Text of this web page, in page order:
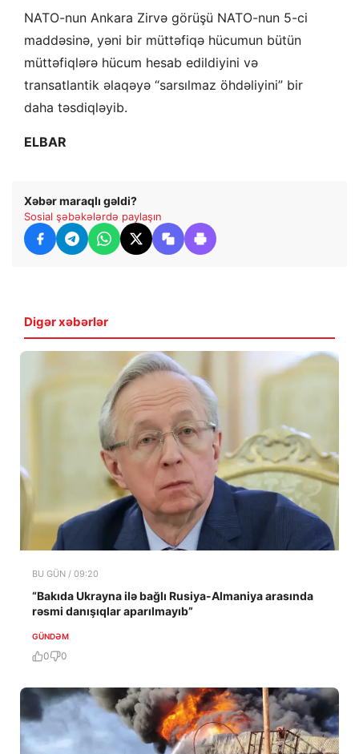
NATO-nun Ankara Zirvə görüşü NATO-nun 5-ci
maddəsinə, yəni bir müttəfiqə hücumun bütün
müttəfiqlərə hücum hesab edildiyini və
transatlantik əlaqəyə “sarsılmaz öhdəliyini” bir
daha təsdiqləyib.
ELBAR
Xəbər maraqlı gəldi?
Sosial şəbəkələrdə paylaşın
Digər xəbərlər
BU GÜN / 09:20
“Bakıda Ukrayna ilə bağlı Rusiya-Almaniya arasında
rəsmi danışıqlar aparılmayıb”
GÜNDƏM
0 0